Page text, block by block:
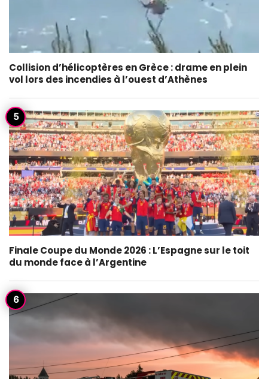
Collision d’hélicoptères en Grèce : drame en plein
vol lors des incendies à l’ouest d’Athènes
Finale Coupe du Monde 2026 : L’Espagne sur le toit
du monde face à l’Argentine